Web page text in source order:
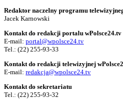
Redaktor naczelny programu
Jacek Karnowski
Kontakt do redakcji portalu wPolsce24.tv
E-mail: portal@wpolsce24.tv
Tel.: (22) 255-93-33
Kontakt do redakcji telewizyjnej
E-mail: redakcja@wpolsce24.tv
Kontakt do sekretariatu
Tel.: (22) 255-93-32